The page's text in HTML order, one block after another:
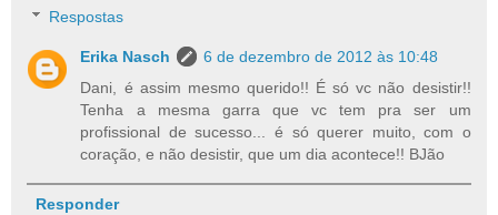
Respostas
Erika Nasch
6 de dezembro de 2012 às 10:48
Dani, é assim mesmo querido!! É só vc não desistir!!
Tenha a mesma garra que vc tem pra ser um
profissional de sucesso... é só querer muito, com o
coração, e não desistir, que um dia acontece!! BJão
Responder